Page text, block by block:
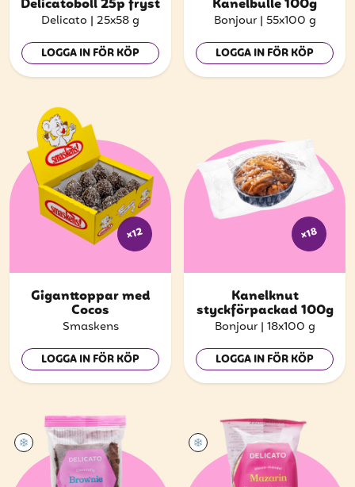
Ange din e-postadress nedan för att ta del av våra
nyheter och erbjudanden.
PRENUMERERA
Delicatoboll 25p fryst
Delicato | 25x58 g
LOGGA IN FÖR KÖP
Kanelbulle 100g
Bonjour | 55x100 g
LOGGA IN FÖR KÖP
x12
Giganttoppar med
Cocos
Smaskens
LOGGA IN FÖR KÖP
x18
Kanelknut
styckförpackad 100g
Bonjour | 18x100 g
LOGGA IN FÖR KÖP